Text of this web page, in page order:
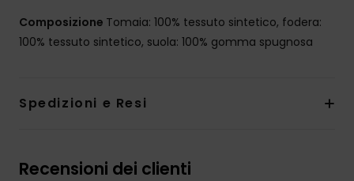
Composizione Tomaia: 100% tessuto sintetico, fodera:
100% tessuto sintetico, suola: 100% gomma spugnosa
Spedizioni e Resi
Recensioni dei clienti